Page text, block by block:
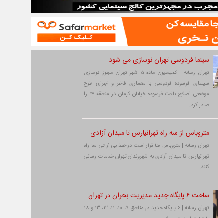
سینما فردوسی تهران نوسازی می شود
تهران رسانه | کمیسیون ماده ۵ شهر تهران مجوز نوسازی
سینمای فرسوده فردوسی با معماری فاخر و اجرای طرح
موضعی اصلاح بافت فرسوده خیابان کرمان در منطقه ۱۴ را
صادر کرد.
متروباس از سه راه تهرانپارس تا میدان آزادی
تهران رسانه | متروباس ها قرار است در خط بی آر تی سه راه
تهرانپارس تا میدان آزادی به شهروندان تهران خدمات رسانی
کنند.
ساخت ۶ پایگاه جدید مدیریت بحران در تهران
تهران رسانه | ۶ پایگاه جدید در مناطق ۷، ۱۰، ۱۱، ۱۲، ۱۳ و ۱۸